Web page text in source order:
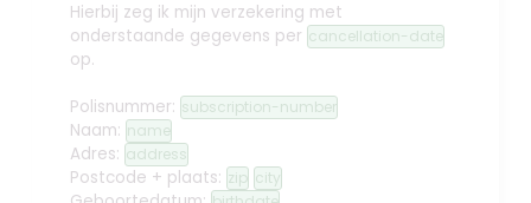
Hierbij zeg ik mijn verzekering met
onderstaande gegevens per cancellation-date
op.
Polisnummer: subscription-number
Naam: name
Adres: address
Postcode + plaats: zip city